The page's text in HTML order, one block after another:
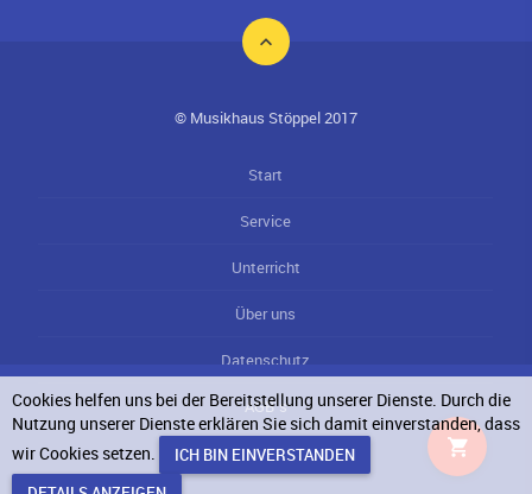
© Musikhaus Stöppel 2017
Start
Service
Unterricht
Über uns
Datenschutz
AGB`s
Impressum
Cookies helfen uns bei der Bereitstellung unserer Dienste. Durch die
Nutzung unserer Dienste erklären Sie sich damit einverstanden, dass
wir Cookies setzen.